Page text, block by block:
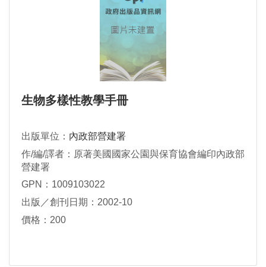
生物多樣性教學手冊
出版單位： 內政部營建署
作/編/譯者：原著美國國家公園與保育協會編印內政部
營建署
GPN：1009103022
出版／創刊日期：2002-10
價格：200